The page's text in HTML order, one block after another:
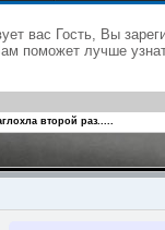
вас Гость, Вы
поможет лучше
второй раз.....